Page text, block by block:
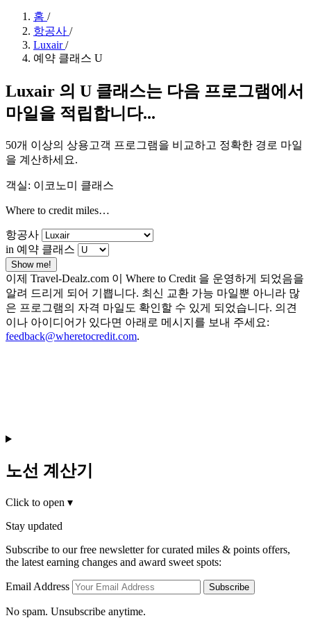
홈 /
항공사 /
Luxair /
예약 클래스 U
Luxair 의 U 클래스는 다음 프로그램에서
마일을 적립합니다...
50개 이상의 상용고객 프로그램을 비교하고 정확한 경로 마일
을 계산하세요.
객실: 이코노미 클래스
Where to credit miles…
항공사
in 예약 클래스
Show me!
이제 Travel-Dealz.com 이 Where to Credit 을 운영하게 되었음을
알려 드리게 되어 기쁩니다. 최신 교환 가능 마일뿐 아니라 많
은 프로그램의 자격 마일도 확인할 수 있게 되었습니다. 의견
이나 아이디어가 있다면 아래로 메시지를 보내 주세요:
feedback@wheretocredit.com.
노선 계산기
Click to open ▾
Stay updated
Subscribe to our free newsletter for curated miles & points offers,
the latest earning changes and award sweet spots:
Email Address Subscribe
No spam. Unsubscribe anytime.